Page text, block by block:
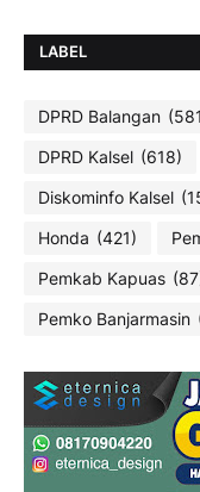
LABEL
DPRD Balangan
DPRD Kalsel (618)
Diskominfo Kalsel
Honda (421)
Pemkab Kapuas
Pemko Banjarmasin